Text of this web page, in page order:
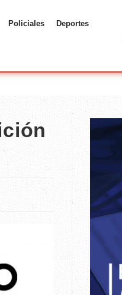
Policiales Deportes